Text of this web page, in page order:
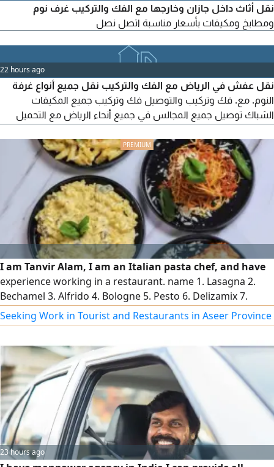
نقل أثاث داخل جازان وخارجها مع الفك والتركيب غرف نوم
ومطابخ ومكيفات بأسعار مناسبة اتصل نصل
22 hours ago
نقل عفش في الرياض مع الفك والتركيب نقل جميع أنواع غرفة
النوم. مع. فك وتركيب والتوصيل فك وتركيب جميع المكيفات
الشباك توصيل جميع المجالس في جميع أنحاء الرياض مع التحميل
والتركيب عماله متخصص في التحميل والتنزيل سيارة متخصص في
النقل فك وتركيب جميع أنواع المطابخ يوجد فك وتركيب المكيفات
السبليت بسعر ممتاز 150 ريال المكيف الوحدة
I am Tanvir Alam, I am an Italian pasta chef, and have
experience working in a restaurant. name 1. Lasagna 2.
Bechamel 3. Alfrido 4. Bologne 5. Pesto 6. Delizamix 7.
Diabolik will be added 1. Chicken 2. Beef 3. Shrimp 4. Carrot
5. Zucchini 6. Mushroom 7. Broccoli 8. Olive can contact me
Seeking Work in Tourist and Restaurants in Aseer
23 hours ago